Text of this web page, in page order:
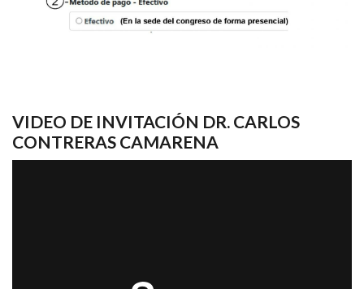
VIDEO DE INVITACIÓN DR. CARLOS
CONTRERAS CAMARENA